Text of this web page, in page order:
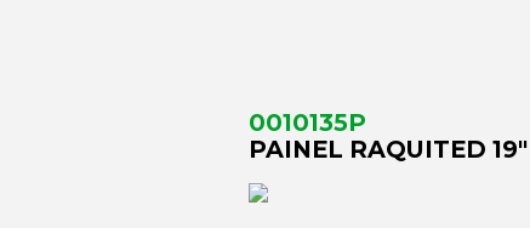
0010135P
PAINEL RAQUITED